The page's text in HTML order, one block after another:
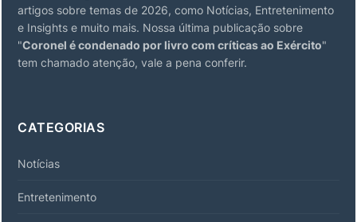
artigos sobre temas de 2026, como Notícias, Entretenimento
e Insights e muito mais. Nossa última publicação sobre
"Coronel é condenado por livro com críticas ao Exército"
tem chamado atenção, vale a pena conferir.
CATEGORIAS
Notícias
Entretenimento